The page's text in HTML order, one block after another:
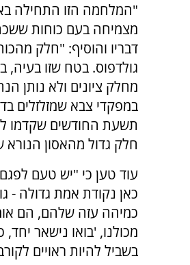
"המלחמה הזו התחילה
מצמיחה בעם כוחות
דבריו והוסיף: "חלק
גולדפוס. בטח שזו בעיה,
מחלק ציונים ולא נותן
במפקדי צבא שמזלזלים
תשעת החודשים שקדמו
חלק גדול מהאסון
עוד טען כי "יש טעם
כאן נקודת אמת גדולה -
כמיהה עזה שלהם, הם
מכולנו, 'בואו נישאר
בשביל להיות ראויים